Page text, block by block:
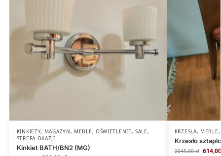
KINKIETY, MAGAZYN, MEBLE, OŚWIETLENIE,SALE,
STREFA OKAZJI
Kinkiet BATH/BN2 (MG)
KRZESŁA, MEBLE
Krzesło
2045,00zł